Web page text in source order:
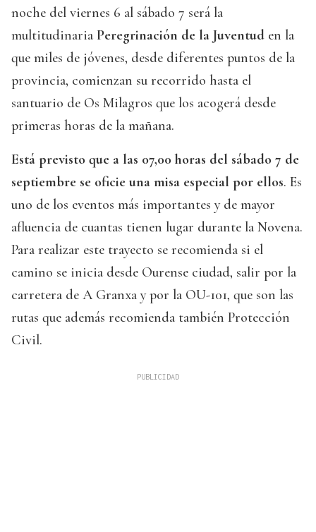
noche del viernes 6 al sábado 7 será la
multitudinaria Peregrinación de la Juventud en la
que miles de jóvenes, desde diferentes puntos de la
provincia, comienzan su recorrido hasta el
santuario de Os Milagros que los acogerá desde
primeras horas de la mañana.
Está previsto que a las 07,00 horas del sábado 7 de
septiembre se oficie una misa especial por ellos. Es
uno de los eventos más importantes y de mayor
afluencia de cuantas tienen lugar durante la Novena.
Para realizar este trayecto se recomienda si el
camino se inicia desde Ourense ciudad, salir por la
carretera de A Granxa y por la OU-101, que son las
rutas que además recomienda también Protección
Civil.